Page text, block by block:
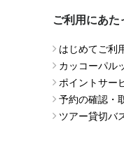
ご利用にあた
はじめてご利
カッコーパル
ポイントサー
予約の確認・
ツアー貸切バ